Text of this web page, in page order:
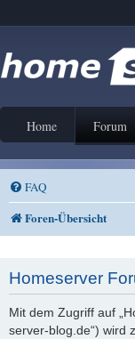
Home Forum
FAQ
Foren-Übersicht
Homeserver
Mit dem Zugriff auf
server-blog.de“) wird